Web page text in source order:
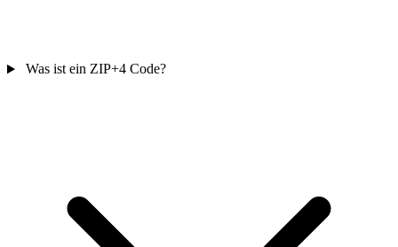
Was ist ein ZIP+4 Code?